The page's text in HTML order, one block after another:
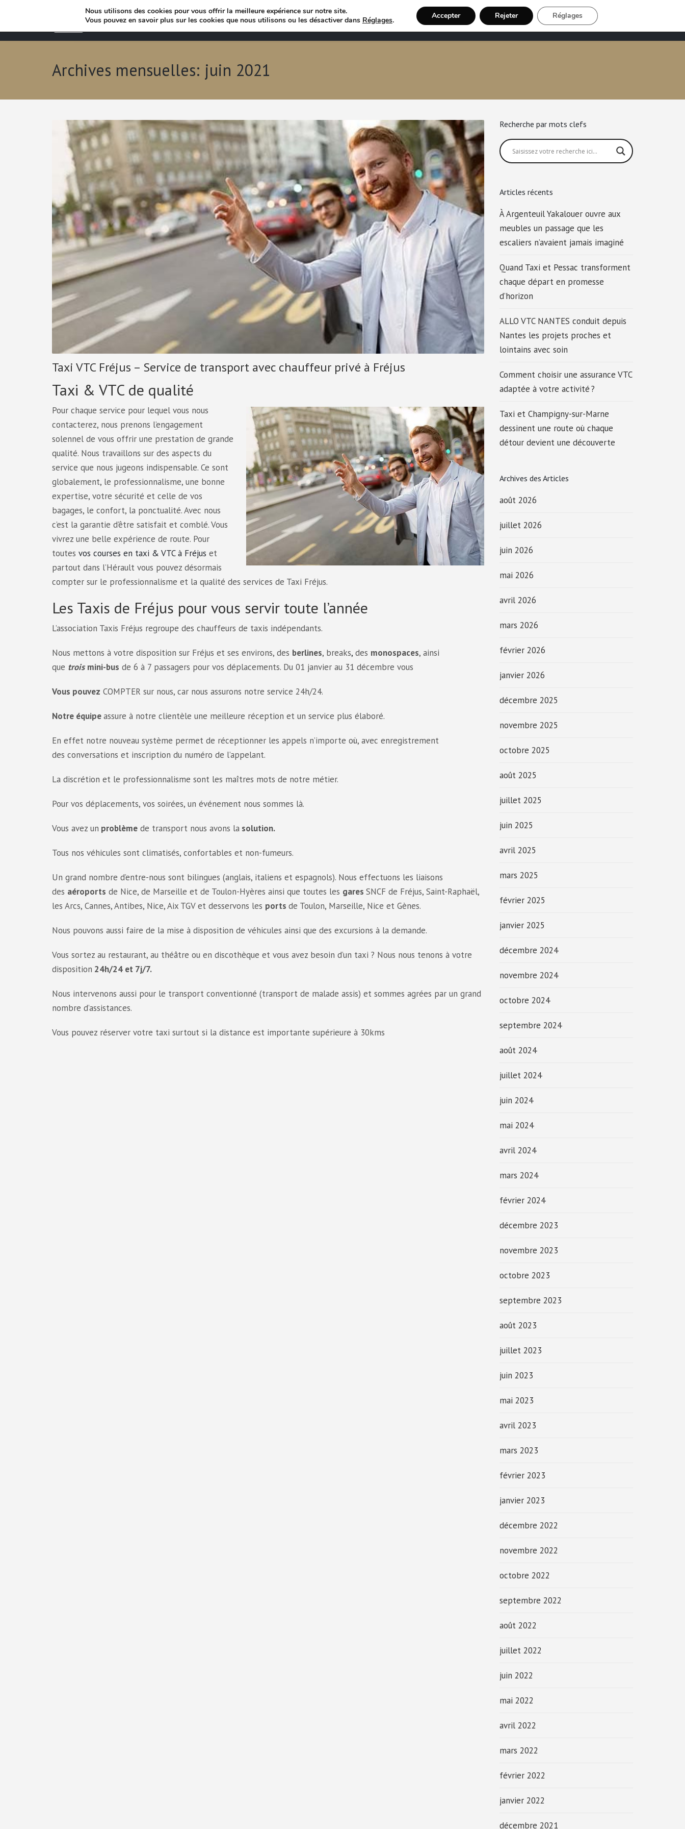
Annuaire VTC Recherche Chauffeur VTC Inscription Chauffeur
Archives mensuelles: juin 2021
Taxi VTC Fréjus – Service de transport avec chauffeur privé à Fréjus
Taxi & VTC de qualité
Pour chaque service pour lequel vous nous
contacterez, nous prenons l’engagement
solennel de vous offrir une prestation de grande
qualité. Nous travaillons sur des aspects du
service que nous jugeons indispensable. Ce sont
globalement, le professionnalisme, une bonne
expertise, votre sécurité et celle de vos
bagages, le confort, la ponctualité. Avec nous
c’est la garantie d’être satisfait et comblé. Vous
vivrez une belle expérience de route. Pour
toutes vos courses en taxi & VTC à Fréjus et
partout dans l’Hérault vous pouvez désormais
compter sur le professionnalisme et la qualité des services de Taxi Fréjus.
Les Taxis de Fréjus pour vous servir toute l’année
L’association Taxis Fréjus regroupe des chauffeurs de taxis indépendants.
Nous mettons à votre disposition sur Fréjus et ses environs, des berlines, breaks, des monospaces, ainsi
que trois mini-bus de 6 à 7 passagers pour vos déplacements. Du 01 janvier au 31 décembre vous
Vous pouvez COMPTER sur nous, car nous assurons notre service 24h/24.
Notre équipeassure à notre clientèle une meilleure réception et un service plus élaboré.
En effet notre nouveau système permet de réceptionner les appels n’importe où, avec enregistrement
des conversations et inscription du numéro de l’appelant.
La discrétion et le professionnalisme sont les maîtres mots de notre métier.
Pour vos déplacements, vos soirées, un événement nous sommes là.
Vous avez un problème de transport nous avons la solution.
Tous nos véhicules sont climatisés, confortables et non-fumeurs.
Un grand nombre d’entre-nous sont bilingues (anglais, italiens et espagnols). Nous effectuons les liaisons
des aéroports de Nice, de Marseille et de Toulon-Hyères ainsi que toutes les gares SNCF de Fréjus, Saint-Raphaël,
les Arcs, Cannes, Antibes, Nice, Aix TGV et desservons les ports de Toulon, Marseille, Nice et Gènes.
Nous pouvons aussi faire de la mise à disposition de véhicules ainsi que des excursions à la demande.
Vous sortez au restaurant, au théâtre ou en discothèque et vous avez besoin d’un taxi ? Nous nous tenons à votre
disposition 24h/24 et 7j/7.
Nous intervenons aussi pour le transport conventionné (transport de malade assis) et sommes agrées par un grand
nombre d’assistances.
Vous pouvez réserver votre taxi surtout si la distance est importante supérieure à 30kms
Recherche par mots clefs
Articles récents
À Argenteuil Yakalouer ouvre aux
meubles un passage que les
escaliers n’avaient jamais imaginé
Quand Taxi et Pessac transforment
chaque départ en promesse
d’horizon
ALLO VTC NANTES conduit depuis
Nantes les projets proches et
lointains avec soin
Comment choisir une assurance VTC
adaptée à votre activité ?
Taxi et Champigny-sur-Marne
dessinent une route où chaque
détour devient une découverte
Archives des Articles
août 2026
juillet 2026
juin 2026
mai 2026
avril 2026
mars 2026
février 2026
janvier 2026
décembre 2025
novembre 2025
octobre 2025
août 2025
juillet 2025
juin 2025
avril 2025
mars 2025
février 2025
janvier 2025
décembre 2024
novembre 2024
octobre 2024
septembre 2024
août 2024
juillet 2024
juin 2024
mai 2024
avril 2024
mars 2024
février 2024
décembre 2023
novembre 2023
octobre 2023
septembre 2023
août 2023
juillet 2023
juin 2023
mai 2023
avril 2023
mars 2023
février 2023
janvier 2023
décembre 2022
novembre 2022
octobre 2022
septembre 2022
août 2022
juillet 2022
juin 2022
mai 2022
avril 2022
mars 2022
février 2022
janvier 2022
décembre 2021
Nous utilisons des cookies pour vous offrir la meilleure expérience sur notre site.
Vous pouvez en savoir plus sur les cookies que nous utilisons ou les désactiver dans Réglages. Accepter Rejeter Réglages